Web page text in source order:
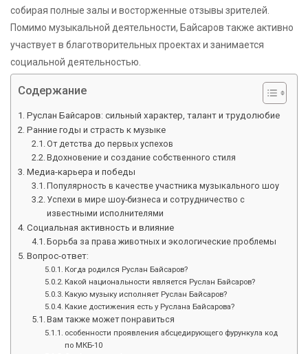
собирая полные залы и восторженные отзывы зрителей.
Помимо музыкальной деятельности, Байсаров также активно
участвует в благотворительных проектах и занимается
социальной деятельностью.
Содержание
Руслан Байсаров: сильный характер, талант и трудолюбие
Ранние годы и страсть к музыке
От детства до первых успехов
Вдохновение и создание собственного стиля
Медиа-карьера и победы
Популярность в качестве участника музыкального шоу
Успехи в мире шоу-бизнеса и сотрудничество с
известными исполнителями
Социальная активность и влияние
Борьба за права животных и экологические проблемы
Вопрос-ответ:
Когда родился Руслан Байсаров?
Какой национальности является Руслан Байсаров?
Какую музыку исполняет Руслан Байсаров?
Какие достижения есть у Руслана Байсарова?
Вам также может понравиться
особенности проявления абсцедирующего фурункула код
по МКБ-10